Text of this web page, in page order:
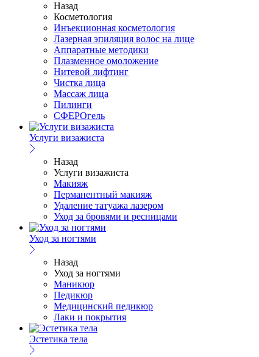
Назад
Косметология
Инъекционная косметология
Лазерная эпиляция волос на лице
Аппаратные методики
Плазменное омоложение
Нитевой лифтинг
Чистка лица
Массаж лица
Пилинги
СФЕРОгель
Услуги визажиста
Назад
Услуги визажиста
Макияж
Перманентный макияж
Удаление татуажа лазером
Уход за бровями и ресницами
Уход за ногтями
Назад
Уход за ногтями
Маникюр
Педикюр
Медицинский педикюр
Лаки и покрытия
Эстетика тела